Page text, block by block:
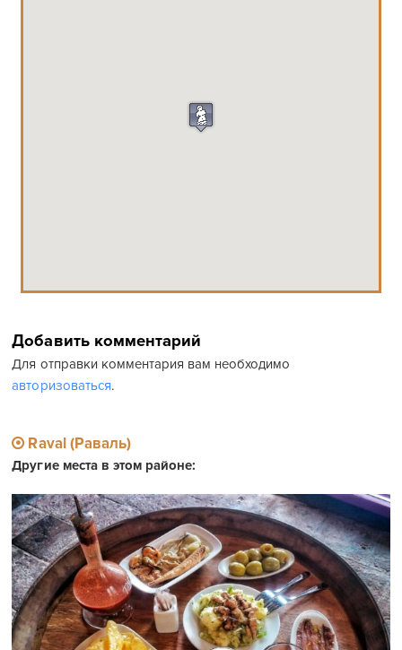
Добавить комментарий
Для отправки комментария вам необходимо
авторизоваться.
Raval (Раваль)
Другие места в этом районе: